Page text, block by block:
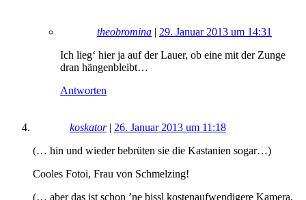
theobromina | 29. Januar 2013 um 14:31
Ich lieg‘ hier ja auf der Lauer, ob eine mit der Zunge
dran hängenbleibt…
Antworten
koskator| 26. Januar 2013 um 11:18
(… hin und wieder bebrüten sie die Kastanien sogar…)
Cooles Fotoi, Frau von Schmelzing!
(… aber das ist schon ’ne bissl kostenaufwendigere Kamera,